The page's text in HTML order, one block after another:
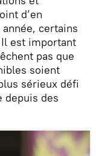
d’en
certains
est important
pas que
soient
sérieux défi
depuis des